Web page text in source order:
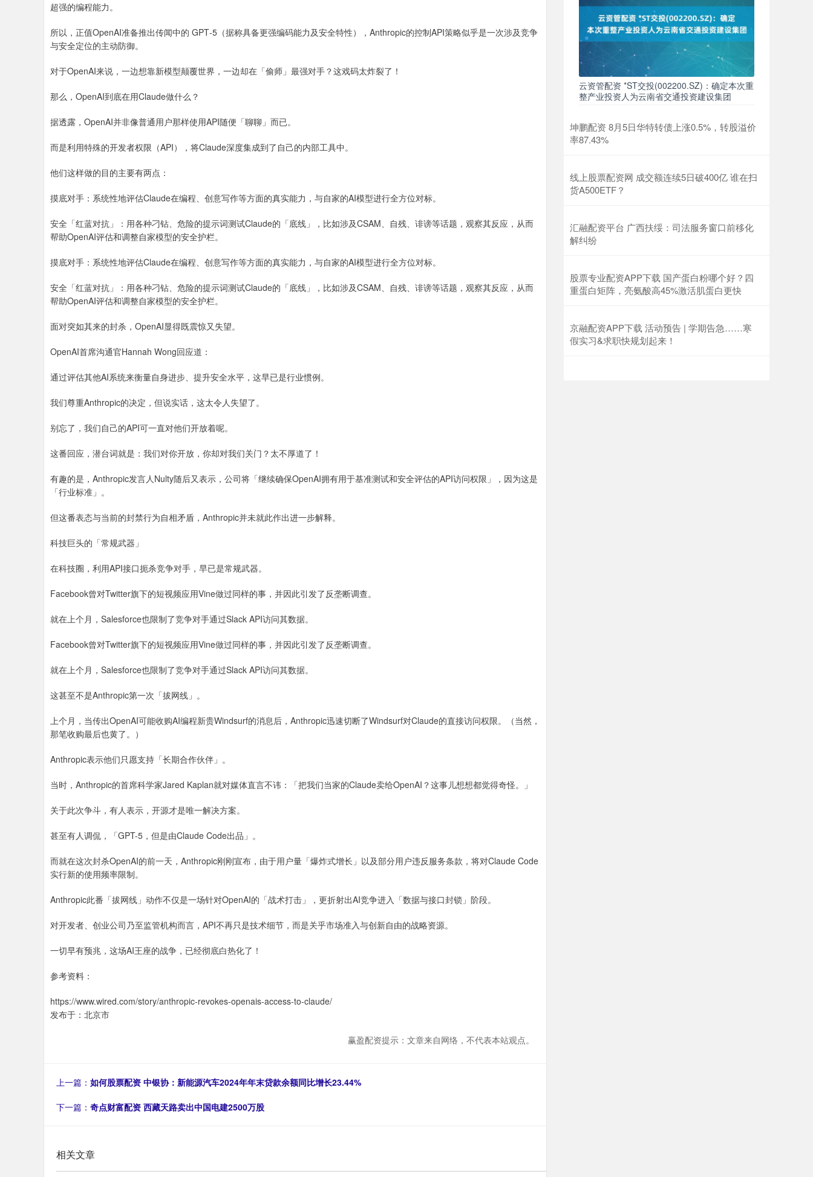
超强的编程能力。
所以，正值OpenAI准备推出传闻中的 GPT‑5（据称具备更强编码能力及安全特性），Anthropic的控制API策略似乎是一次涉及竞争
与安全定位的主动防御。
对于OpenAI来说，一边想靠新模型颠覆世界，一边却在「偷师」最强对手？这戏码太炸裂了！
那么，OpenAI到底在用Claude做什么？
据透露，OpenAI并非像普通用户那样使用API随便「聊聊」而已。
而是利用特殊的开发者权限（API），将Claude深度集成到了自己的内部工具中。
他们这样做的目的主要有两点：
摸底对手：系统性地评估Claude在编程、创意写作等方面的真实能力，与自家的AI模型进行全方位对标。
安全「红蓝对抗」：用各种刁钻、危险的提示词测试Claude的「底线」，比如涉及CSAM、自残、诽谤等话题，观察其反应，从而
帮助OpenAI评估和调整自家模型的安全护栏。
摸底对手：系统性地评估Claude在编程、创意写作等方面的真实能力，与自家的AI模型进行全方位对标。
安全「红蓝对抗」：用各种刁钻、危险的提示词测试Claude的「底线」，比如涉及CSAM、自残、诽谤等话题，观察其反应，从而
帮助OpenAI评估和调整自家模型的安全护栏。
面对突如其来的封杀，OpenAI显得既震惊又失望。
OpenAI首席沟通官Hannah Wong回应道：
通过评估其他AI系统来衡量自身进步、提升安全水平，这早已是行业惯例。
我们尊重Anthropic的决定，但说实话，这太令人失望了。
别忘了，我们自己的API可一直对他们开放着呢。
这番回应，潜台词就是：我们对你开放，你却对我们关门？太不厚道了！
有趣的是，Anthropic发言人Nulty随后又表示，公司将「继续确保OpenAI拥有用于基准测试和安全评估的API访问权限」，因为这是
「行业标准」。
但这番表态与当前的封禁行为自相矛盾，Anthropic并未就此作出进一步解释。
科技巨头的「常规武器」
在科技圈，利用API接口扼杀竞争对手，早已是常规武器。
Facebook曾对Twitter旗下的短视频应用Vine做过同样的事，并因此引发了反垄断调查。
就在上个月，Salesforce也限制了竞争对手通过Slack API访问其数据。
Facebook曾对Twitter旗下的短视频应用Vine做过同样的事，并因此引发了反垄断调查。
就在上个月，Salesforce也限制了竞争对手通过Slack API访问其数据。
这甚至不是Anthropic第一次「拔网线」。
上个月，当传出OpenAI可能收购AI编程新贵Windsurf的消息后，Anthropic迅速切断了Windsurf对Claude的直接访问权限。（当然，
那笔收购最后也黄了。）
Anthropic表示他们只愿支持「长期合作伙伴」。
当时，Anthropic的首席科学家Jared Kaplan就对媒体直言不讳：「把我们当家的Claude卖给OpenAI？这事儿想想都觉得奇怪。」
关于此次争斗，有人表示，开源才是唯一解决方案。
甚至有人调侃，「GPT-5，但是由Claude Code出品」。
而就在这次封杀OpenAI的前一天，Anthropic刚刚宣布，由于用户量「爆炸式增长」以及部分用户违反服务条款，将对Claude Code
实行新的使用频率限制。
Anthropic此番「拔网线」动作不仅是一场针对OpenAI的「战术打击」，更折射出AI竞争进入「数据与接口封锁」阶段。
对开发者、创业公司乃至监管机构而言，API不再只是技术细节，而是关乎市场准入与创新自由的战略资源。
一切早有预兆，这场AI王座的战争，已经彻底白热化了！
参考资料：
https://www.wired.com/story/anthropic-revokes-openais-access-to-claude/
发布于：北京市
赢盈配资提示：文章来自网络，不代表本站观点。
上一篇： 如何股票配资 中银协：新能源汽车2024年年末贷款余额同比增长23.44%
下一篇： 奇点财富配资 西藏天路卖出中国电建2500万股
相关文章
云资管配资 *ST交投(002200.SZ)：确定本次重
整产业投资人为云南省交通投资建设集团
坤鹏配资 8月5日华特转债上涨0.5%，转股溢价
率87.43%
线上股票配资网 成交额连续5日破400亿 谁在扫
货A500ETF？
汇融配资平台 广西扶绥：司法服务窗口前移化
解纠纷
股票专业配资APP下载 国产蛋白粉哪个好？四
重蛋白矩阵，亮氨酸高45%激活肌蛋白更快
京融配资APP下载 活动预告 | 学期告急……寒
假实习&求职快规划起来！